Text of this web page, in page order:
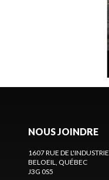
NOUS JOINDRE
1607 RUE DE L'INDUSTRIE
BELOEIL , QUÉBEC
J3G 0S5